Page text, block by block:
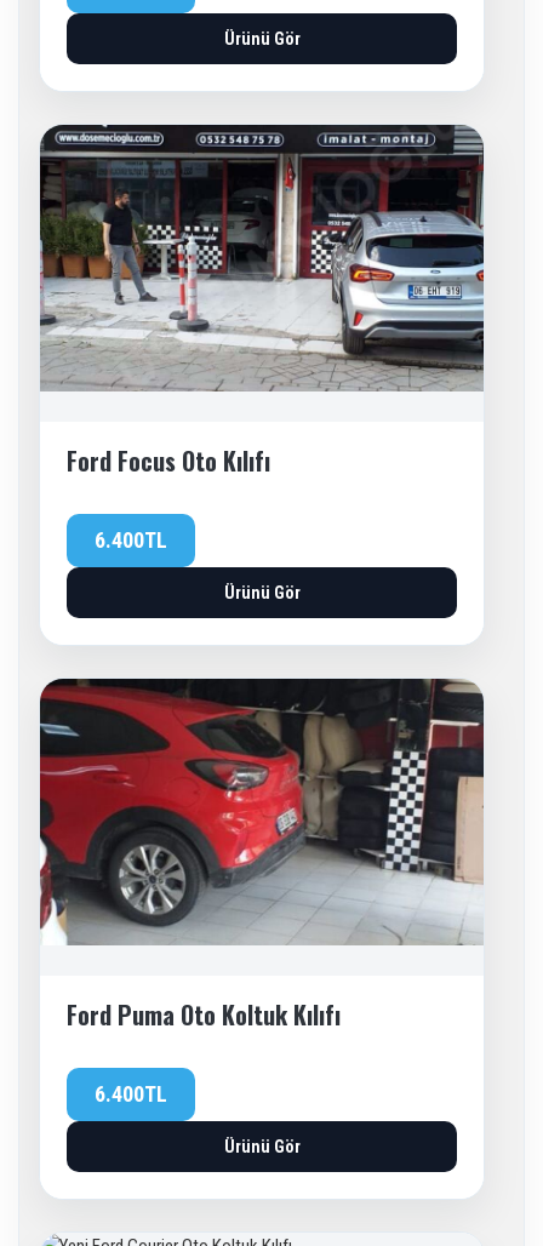
Ürünü Gör
Ford Focus Oto Kılıfı
6.400TL
Ürünü Gör
Ford Puma Oto Koltuk Kılıfı
6.400TL
Ürünü Gör